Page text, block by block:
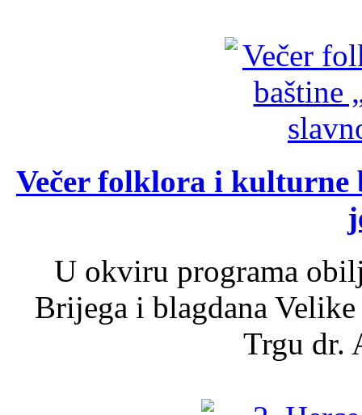
Večer folklora i kulturne
U okviru programa
Brijega i blagdana
Trgu dr.